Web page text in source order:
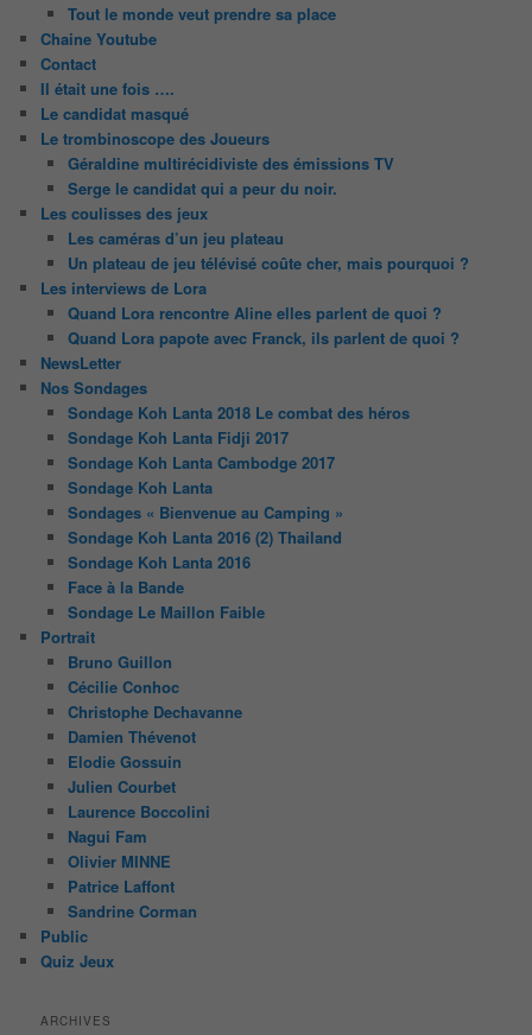
Tout le monde veut prendre sa place
Chaine Youtube
Contact
Il était une fois ….
Le candidat masqué
Le trombinoscope des Joueurs
Géraldine multirécidiviste des émissions TV
Serge le candidat qui a peur du noir.
Les coulisses des jeux
Les caméras d’un jeu plateau
Un plateau de jeu télévisé coûte cher, mais pourquoi ?
Les interviews de Lora
Quand Lora rencontre Aline elles parlent de quoi ?
Quand Lora papote avec Franck, ils parlent de quoi ?
NewsLetter
Nos Sondages
Sondage Koh Lanta 2018 Le combat des héros
Sondage Koh Lanta Fidji 2017
Sondage Koh Lanta Cambodge 2017
Sondage Koh Lanta
Sondages « Bienvenue au Camping »
Sondage Koh Lanta 2016 (2) Thailand
Sondage Koh Lanta 2016
Face à la Bande
Sondage Le Maillon Faible
Portrait
Bruno Guillon
Cécilie Conhoc
Christophe Dechavanne
Damien Thévenot
Elodie Gossuin
Julien Courbet
Laurence Boccolini
Nagui Fam
Olivier MINNE
Patrice Laffont
Sandrine Corman
Public
Quiz Jeux
ARCHIVES